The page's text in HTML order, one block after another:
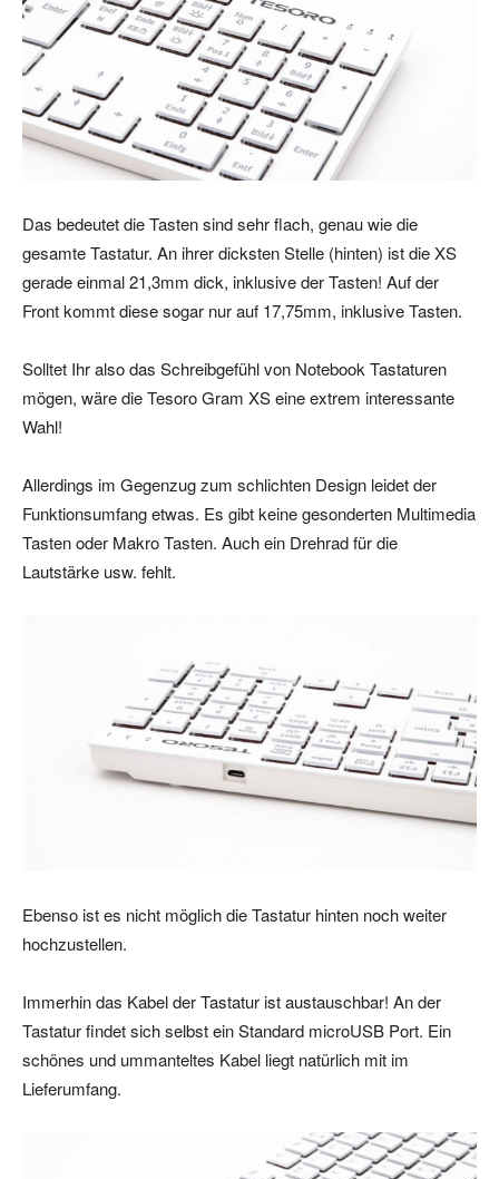
Das bedeutet die Tasten sind sehr flach, genau wie die
gesamte Tastatur. An ihrer dicksten Stelle (hinten) ist die XS
gerade einmal 21,3mm dick, inklusive der Tasten! Auf der
Front kommt diese sogar nur auf 17,75mm, inklusive Tasten.
Solltet Ihr also das Schreibgefühl von Notebook Tastaturen
mögen, wäre die Tesoro Gram XS eine extrem interessante
Wahl!
Allerdings im Gegenzug zum schlichten Design leidet der
Funktionsumfang etwas. Es gibt keine gesonderten Multimedia
Tasten oder Makro Tasten. Auch ein Drehrad für die
Lautstärke usw. fehlt.
Ebenso ist es nicht möglich die Tastatur hinten noch weiter
hochzustellen.
Immerhin das Kabel der Tastatur ist austauschbar! An der
Tastatur findet sich selbst ein Standard microUSB Port. Ein
schönes und ummanteltes Kabel liegt natürlich mit im
Lieferumfang.